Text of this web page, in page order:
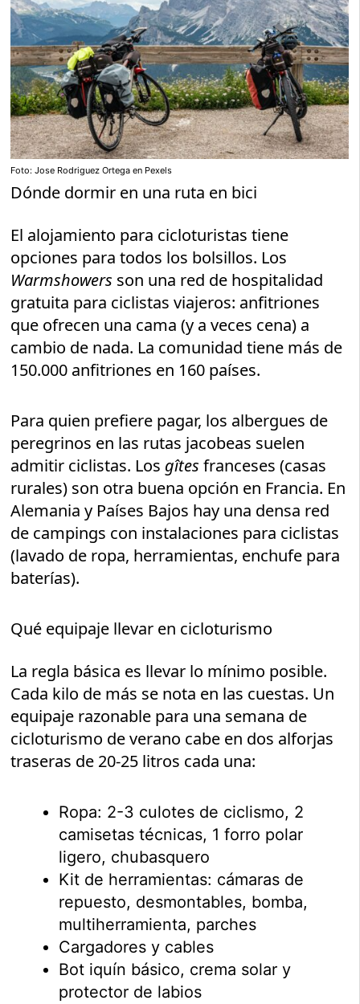
Foto: Jose Rodriguez Ortega en Pexels
Dónde dormir en una ruta en bici
El alojamiento para cicloturistas tiene
opciones para todos los bolsillos. Los
Warmshowers son una red de hospitalidad
gratuita para ciclistas viajeros: anfitriones
que ofrecen una cama (y a veces cena) a
cambio de nada. La comunidad tiene más de
150.000 anfitriones en 160 países.
Para quien prefiere pagar, los albergues de
peregrinos en las rutas jacobeas suelen
admitir ciclistas. Los gîtes franceses (casas
rurales) son otra buena opción en Francia. En
Alemania y Países Bajos hay una densa red
de campings con instalaciones para ciclistas
(lavado de ropa, herramientas, enchufe para
baterías).
Qué equipaje llevar en cicloturismo
La regla básica es llevar lo mínimo posible.
Cada kilo de más se nota en las cuestas. Un
equipaje razonable para una semana de
cicloturismo de verano cabe en dos alforjas
traseras de 20-25 litros cada una:
Ropa: 2-3 culotes de ciclismo, 2
camisetas técnicas, 1 forro polar
ligero, chubasquero
Kit de herramientas: cámaras de
repuesto, desmontables, bomba,
multiherramienta, parches
Cargadores y cables
Bot iquín básico, crema solar y
protector de labios